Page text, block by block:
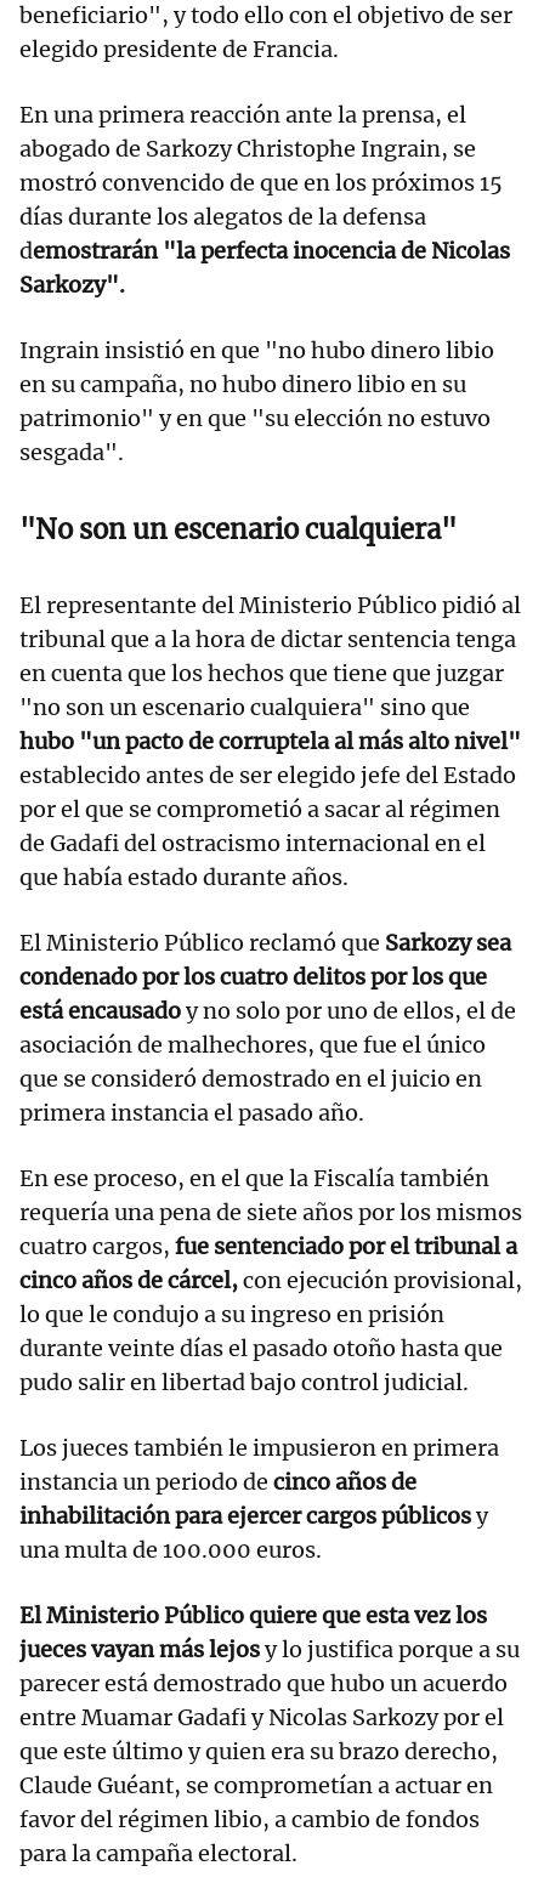
beneficiario", y todo ello con el objetivo de ser
elegido presidente de Francia.
En una primera reacción ante la prensa, el
abogado de Sarkozy Christophe Ingrain, se
mostró convencido de que en los próximos 15
días durante los alegatos de la defensa
demostrarán "la perfecta inocencia de Nicolas
Sarkozy".
Ingrain insistió en que "no hubo dinero libio
en su campaña, no hubo dinero libio en su
patrimonio" y en que "su elección no estuvo
sesgada".
"No son un escenario cualquiera"
El representante del Ministerio Público pidió al
tribunal que a la hora de dictar sentencia tenga
en cuenta que los hechos que tiene que juzgar
"no son un escenario cualquiera" sino que
hubo "un pacto de corruptela al más alto nivel"
establecido antes de ser elegido jefe del Estado
por el que se comprometió a sacar al régimen
de Gadafi del ostracismo internacional en el
que había estado durante años.
El Ministerio Público reclamó que Sarkozy sea
condenado por los cuatro delitos por los que
está encausadoy no solo por uno de ellos, el de
asociación de malhechores, que fue el único
que se consideró demostrado en el juicio en
primera instancia el pasado año.
En ese proceso, en el que la Fiscalía también
requería una pena de siete años por los mismos
cuatro cargos, fue sentenciado por el tribunal a
cinco años de cárcel,con ejecución provisional,
lo que le condujo a su ingreso en prisión
durante veinte días el pasado otoño hasta que
pudo salir en libertad bajo control judicial.
Los jueces también le impusieron en primera
instancia un periodo de cinco años de
inhabilitación para ejercer cargos públicosy
una multa de 100.000 euros.
El Ministerio Público quiere que esta vez los
jueces vayan más lejosy lo justifica porque a su
parecer está demostrado que hubo un acuerdo
entre Muamar Gadafi y Nicolas Sarkozy por el
que este último y quien era su brazo derecho,
Claude Guéant, se comprometían a actuar en
favor del régimen libio, a cambio de fondos
para la campaña electoral.